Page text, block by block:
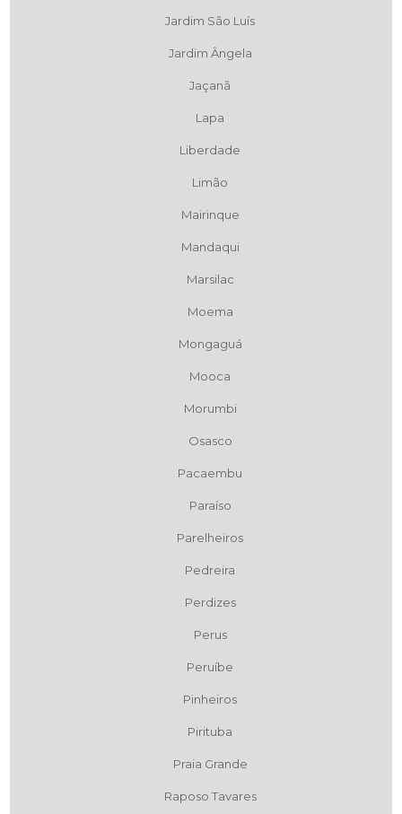
Jardim São Luís
Jardim Ângela
Jaçanã
Lapa
Liberdade
Limão
Mairinque
Mandaqui
Marsilac
Moema
Mongaguá
Mooca
Morumbi
Osasco
Pacaembu
Paraíso
Parelheiros
Pedreira
Perdizes
Perus
Peruíbe
Pinheiros
Pirituba
Praia Grande
Raposo Tavares